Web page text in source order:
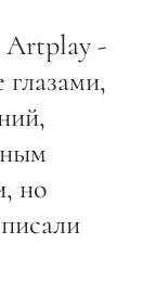
Artplay -
глазами,
но